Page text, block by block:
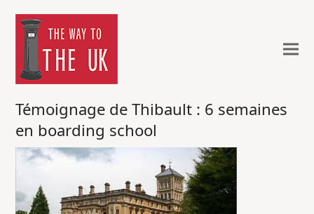
Témoignage de Thibault : 6 semaines
en boarding school